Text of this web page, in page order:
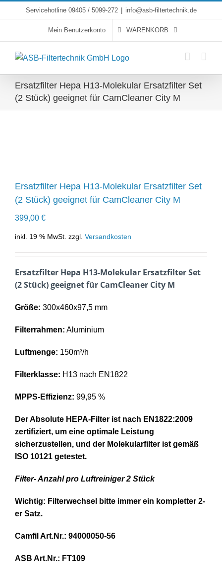
to
Servicehotline 09405 / 5099-272 info@asb-filtertechnik.de
Mein Benutzerkonto WARENKORB
Ersatzfilter Hepa H13-Molekular Ersatzfilter Set
(2 Stück) geeignet für CamCleaner City M
Ersatzfilter Hepa H13-Molekular Ersatzfilter Set
(2 Stück) geeignet für CamCleaner City M
399,00 €
inkl. 19 % MwSt. zzgl. Versandkosten
Ersatzfilter Hepa H13-Molekular Ersatzfilter Set
(2 Stück) geeignet für CamCleaner City M
Größe: 300x460x97,5 mm
Filterrahmen: Aluminium
Luftmenge: 150m³/h
Filterklasse: H13 nach EN1822
MPPS-Effizienz: 99,95 %
Der Absolute HEPA-Filter ist nach EN1822:2009
zertifiziert, um eine optimale Leistung
sicherzustellen, und der Molekularfilter ist gemäß
ISO 10121 getestet.
Filter- Anzahl pro Luftreiniger 2 Stück
Wichtig: Filterwechsel bitte immer ein kompletter 2-
er Satz.
Camfil Art.Nr.: 94000050-56
ASB Art.Nr.: FT109